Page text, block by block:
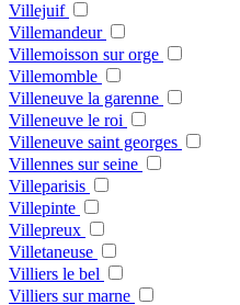
Villejuif
Villemandeur
Villemoisson sur orge
Villemomble
Villeneuve la garenne
Villeneuve le roi
Villeneuve saint georges
Villennes sur seine
Villeparisis
Villepinte
Villepreux
Villetaneuse
Villiers le bel
Villiers sur marne